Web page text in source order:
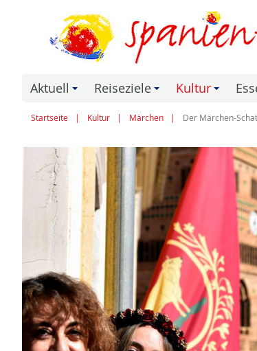
Aktuell Reiseziele Kultur
Startseite Kultur Märchen Der Märchen-